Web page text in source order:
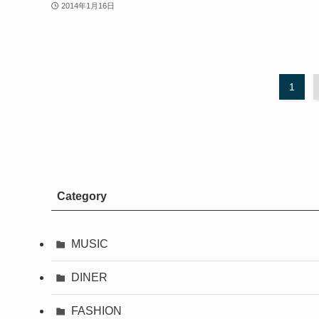
2014年1月16日
1
Category
MUSIC
DINER
FASHION